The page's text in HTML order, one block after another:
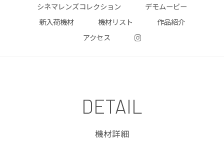
シネマレンズコレクション
デモムービー
新入荷機材
機材リスト
作品紹介
アクセス
DETAIL
機材詳細